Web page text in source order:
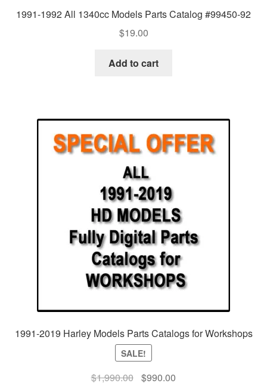
1991-1992 All 1340cc Models Parts Catalog #99450-92
$19.00
Add to cart
1991-2019 Harley Models Parts Catalogs for Workshops
SALE!
$1,990.00 Original
$990.00